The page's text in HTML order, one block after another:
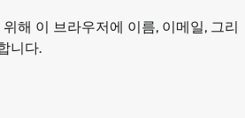
해 이 브라우저에 이름, 이메일, 그리
니다.